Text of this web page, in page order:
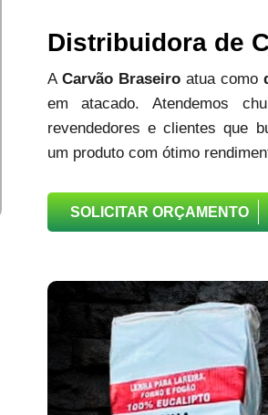
Distribuidora de
A Carvão Braseiroatua como
em atacado. Atendemos
revendedores e clientes que
um produto com ótimo
SOLICITAR ORÇAMENTO